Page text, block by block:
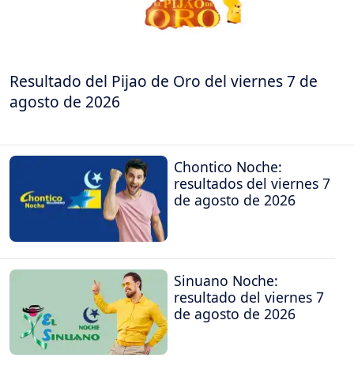
Resultado del Pijao de Oro del viernes 7 de
agosto de 2026
Chontico Noche:
resultados del viernes 7
de agosto de 2026
Sinuano Noche:
resultado del viernes 7
de agosto de 2026